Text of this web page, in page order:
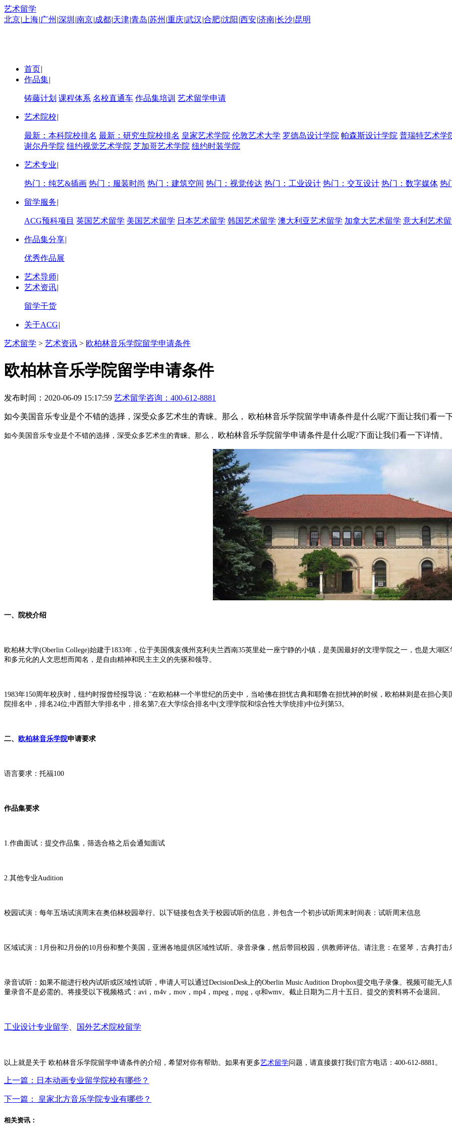
艺术留学
北京| 上海|广州 |深圳 |南京|成都|天津|青岛|苏州 |重庆|武汉 |合肥|沈阳 |西安|济南|长沙|昆明
首页|
作品集|
铸藤计划 课程体系 名校直通车 作品集培训 艺术留学申请
艺术院校|
最新：本科院校排名 最新：研究生院校排名 皇家艺术学院 伦敦艺术大学 罗德岛设计学院 帕森斯设计学院 普瑞特艺术学
谢尔丹学院 纽约视觉艺术学院 芝加哥艺术学院 纽约时装学院
艺术专业|
热门：纯艺&插画 热门：服装时尚 热门：建筑空间 热门：视觉传达 热门：工业设计 热门：交互设计 热门：数字媒体 热
留学服务|
ACG预科项目 英国艺术留学 美国艺术留学 日本艺术留学 韩国艺术留学 澳大利亚艺术留学 加拿大艺术留学 意大利艺术
作品集分享|
优秀作品展
艺术导师|
艺术资讯|
留学干货
关于ACG|
艺术留学 > 艺术资讯 > 欧柏林音乐学院留学申请条件
欧柏林音乐学院留学申请条件
发布时间：2020-06-09 15:17:59 艺术留学咨询： 400-612-8881
如今美国音乐专业是个不错的选择，深受众多艺术生的青睐。那么， 欧柏林音乐学院留学申请条件是什么呢?下面让我们看一
如今美国音乐专业是个不错的选择，深受众多艺术生的青睐。那么， 欧柏林音乐学院留学申请条件是什么呢?下面让我们看一下详情。
一、院校介绍
欧柏林大学(Oberlin College)始建于1833年，位于美国俄亥俄州克利夫兰西南35英里处一座宁静的小镇，是美国最好的文理学院之一，也是大湖
和多元化的人文思想而闻名，是自由精神和民主主义的先驱和领导。
1983年150周年校庆时，纽约时报曾经报导说："在欧柏林一个半世纪的历史中，当哈佛在担忧古典和耶鲁在担忧神的时候，欧柏林则是在担心
院排名中，排名24位;中西部大学排名中，排名第7;在大学综合排名中(文理学院和综合性大学统排)中位列第53。
二、 欧柏林音乐学院申请要求
语言要求：托福100
作品集要求
1.作曲面试：提交作品集，筛选合格之后会通知面试
2.其他专业Audition
校园试演：每年五场试演周末在奥伯林校园举行。以下链接包含关于校园试听的信息，并包含一个初步试听周末时间表：试听周末信息
区域试演：1月份和2月份的10月份和整个美国，亚洲各地提供区域性试听。录音录像，然后带回校园，供教师评估。请注意：在竖琴，古典打
录音试听：如果不能进行校内试听或区域性试听，申请人可以通过DecisionDesk上的Oberlin Music Audition Dropbox提交电子录像。视频可能无
量录音不是必需的。将接受以下视频格式：avi，m4v，mov，mp4，mpeg，mpg，qt和wmv。截止日期为二月十五日。提交的资料将不会退回。
工业设计专业留学 国外艺术院校留学
以上就是关于 欧柏林音乐学院留学申请条件的介绍，希望对你有帮助。如果有更多艺术留学问题，请直接拨打我们官方电话：400-612-8881。
上一篇：日本动画专业留学院校有哪些？
下一篇： 皇家北方音乐学院专业有哪些？
相关资讯：